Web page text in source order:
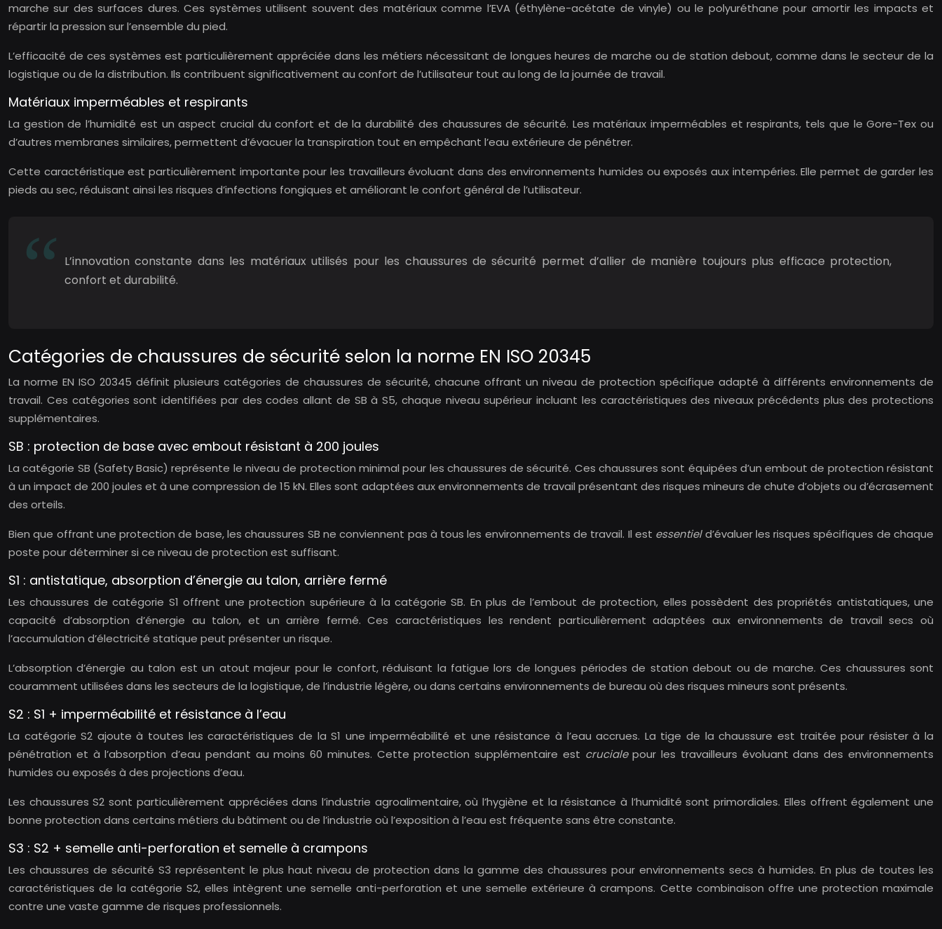
marche sur des surfaces dures. Ces systèmes utilisent souvent des matériaux comme l’EVA (éthylène-acétate de vinyle) ou le polyuréthane pour amortir les impacts et
répartir la pression sur l’ensemble du pied.
L’efficacité de ces systèmes est particulièrement appréciée dans les métiers nécessitant de longues heures de marche ou de station debout, comme dans le secteur de la
logistique ou de la distribution. Ils contribuent significativement au confort de l’utilisateur tout au long de la journée de travail.
Matériaux imperméables et respirants
La gestion de l’humidité est un aspect crucial du confort et de la durabilité des chaussures de sécurité. Les matériaux imperméables et respirants, tels que le Gore-Tex ou
d’autres membranes similaires, permettent d’évacuer la transpiration tout en empêchant l’eau extérieure de pénétrer.
Cette caractéristique est particulièrement importante pour les travailleurs évoluant dans des environnements humides ou exposés aux intempéries. Elle permet de garder les
pieds au sec, réduisant ainsi les risques d’infections fongiques et améliorant le confort général de l’utilisateur.
L’innovation constante dans les matériaux utilisés pour les chaussures de sécurité permet d’allier de manière toujours plus efficace protection,
confort et durabilité.
Catégories de chaussures de sécurité selon la norme EN ISO 20345
La norme EN ISO 20345 définit plusieurs catégories de chaussures de sécurité, chacune offrant un niveau de protection spécifique adapté à différents environnements de
travail. Ces catégories sont identifiées par des codes allant de SB à S5, chaque niveau supérieur incluant les caractéristiques des niveaux précédents plus des protections
supplémentaires.
SB : protection de base avec embout résistant à 200 joules
La catégorie SB (Safety Basic) représente le niveau de protection minimal pour les chaussures de sécurité. Ces chaussures sont équipées d’un embout de protection résistant
à un impact de 200 joules et à une compression de 15 kN. Elles sont adaptées aux environnements de travail présentant des risques mineurs de chute d’objets ou d’écrasement
des orteils.
Bien que offrant une protection de base, les chaussures SB ne conviennent pas à tous les environnements de travail. Il est essentield’évaluer les risques spécifiques de chaque
poste pour déterminer si ce niveau de protection est suffisant.
S1 : antistatique, absorption d’énergie au talon, arrière fermé
Les chaussures de catégorie S1 offrent une protection supérieure à la catégorie SB. En plus de l’embout de protection, elles possèdent des propriétés antistatiques, une
capacité d’absorption d’énergie au talon, et un arrière fermé. Ces caractéristiques les rendent particulièrement adaptées aux environnements de travail secs où
l’accumulation d’électricité statique peut présenter un risque.
L’absorption d’énergie au talon est un atout majeur pour le confort, réduisant la fatigue lors de longues périodes de station debout ou de marche. Ces chaussures sont
couramment utilisées dans les secteurs de la logistique, de l’industrie légère, ou dans certains environnements de bureau où des risques mineurs sont présents.
S2 : S1 + imperméabilité et résistance à l’eau
La catégorie S2 ajoute à toutes les caractéristiques de la S1 une imperméabilité et une résistance à l’eau accrues. La tige de la chaussure est traitée pour résister à la
pénétration et à l’absorption d’eau pendant au moins 60 minutes. Cette protection supplémentaire est crucialepour les travailleurs évoluant dans des environnements
humides ou exposés à des projections d’eau.
Les chaussures S2 sont particulièrement appréciées dans l’industrie agroalimentaire, où l’hygiène et la résistance à l’humidité sont primordiales. Elles offrent également une
bonne protection dans certains métiers du bâtiment ou de l’industrie où l’exposition à l’eau est fréquente sans être constante.
S3 : S2 + semelle anti-perforation et semelle à crampons
Les chaussures de sécurité S3 représentent le plus haut niveau de protection dans la gamme des chaussures pour environnements secs à humides. En plus de toutes les
caractéristiques de la catégorie S2, elles intègrent une semelle anti-perforation et une semelle extérieure à crampons. Cette combinaison offre une protection maximale
contre une vaste gamme de risques professionnels.